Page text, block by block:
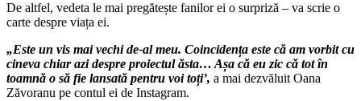
De altfel, vedeta le mai pregătește fanilor ei o surpriză – va scrie o
carte despre viața ei.
„Este un vis mai vechi de-al meu. Coincidența este că am vorbit cu
cineva chiar azi despre proiectul ăsta… Așa că eu zic că tot în
toamnă o să fie lansată pentru voi toți’, a mai dezvăluit Oana
Zăvoranu pe contul ei de Instagram.